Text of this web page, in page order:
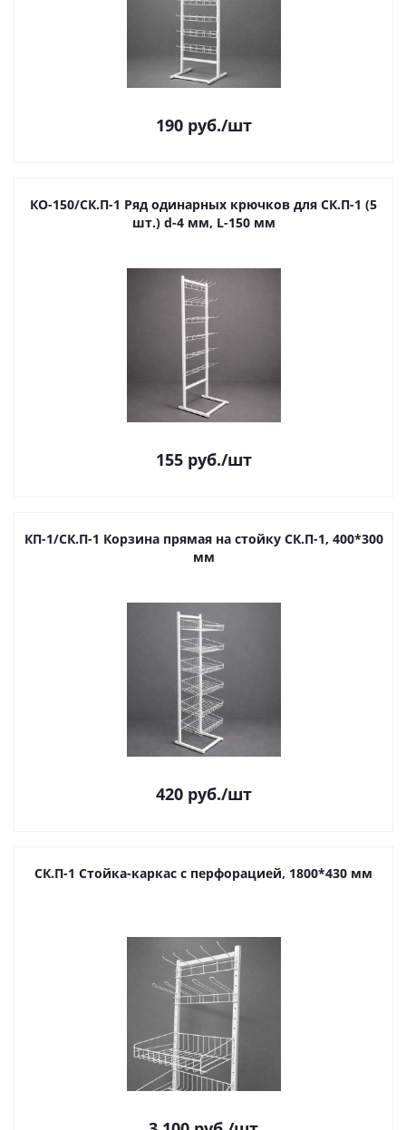
190руб./шт
КО-150/СК.П-1 Ряд одинарных крючков для СК.П-1 (5
шт.) d-4 мм, L-150 мм
155руб./шт
КП-1/СК.П-1 Корзина прямая на стойку СК.П-1, 400*300
мм
420руб./шт
СК.П-1 Стойка-каркас с перфорацией, 1800*430 мм